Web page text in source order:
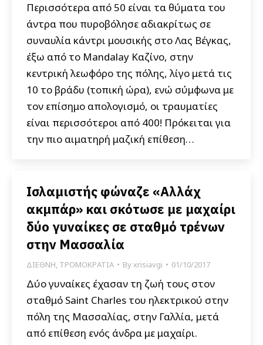
Περισσότερα από 50 είναι τα θύματα του
άντρα που πυροβόλησε αδιακρίτως σε
συναυλία κάντρι μουσικής στο Λας Βέγκας,
έξω από το Mandalay Καζίνο, στην
κεντρική λεωφόρο της πόλης, λίγο μετά τις
10 το βράδυ (τοπική ώρα), ενώ σύμφωνα με
τον επίσημο απολογισμό, οι τραυματίες
είναι περισσότεροι από 400! Πρόκειται για
την πιο αιματηρή μαζική επίθεση…
Ισλαμιστής φώναζε «Αλλάχ
ακμπάρ» και σκότωσε με μαχαίρι
δύο γυναίκες σε σταθμό τρένων
στην Μασσαλία
ΔΙΕΘΝΗ, ΤΡΟΜΟΚΡΑΤΙΑ Byxrisiavgi 01/10/2017
Δύο γυναίκες έχασαν τη ζωή τους στον
σταθμό Saint Charles του ηλεκτρικού στην
πόλη της Μασσαλίας, στην Γαλλία, μετά
από επίθεση ενός άνδρα με μαχαίρι.